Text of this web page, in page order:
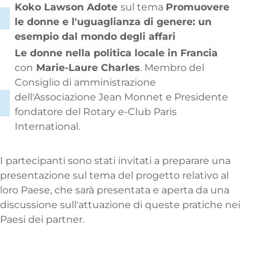
Koko Lawson Adote sul tema Promuovere
le donne e l'uguaglianza di genere: un
esempio dal mondo degli affari
Le donne nella politica locale in Francia
con Marie-Laure Charles. Membro del
Consiglio di amministrazione
dell'Associazione Jean Monnet e Presidente
fondatore del Rotary e-Club Paris
International.
I partecipanti sono stati invitati a preparare una
presentazione sul tema del progetto relativo al
loro Paese, che sarà presentata e aperta da una
discussione sull'attuazione di queste pratiche nei
Paesi dei partner.